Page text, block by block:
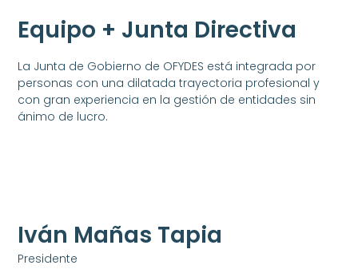
Equipo + Junta Directiva
La Junta de Gobierno de OFYDES está integrada por
personas con una dilatada trayectoria profesional y
con gran experiencia en la gestión de entidades sin
ánimo de lucro.
Iván Mañas Tapia
Presidente